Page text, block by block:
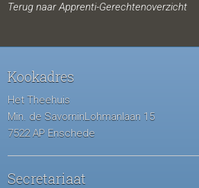
Terug naar Apprenti-Gerechtenoverzicht
Kookadres
Het Theehuis
Min. de SavorninLohmanlaan 15
7522 AP Enschede
Secretariaat